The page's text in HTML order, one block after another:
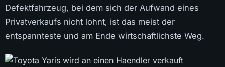
Defektfahrzeug, bei dem sich der Aufwand eines
Privatverkaufs nicht lohnt, ist das meist der
entspannteste und am Ende wirtschaftlichste Weg.